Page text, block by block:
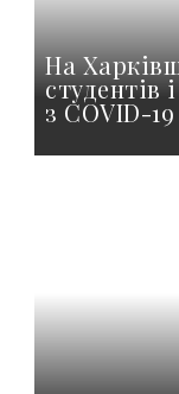
На
студентів
з COVID-19